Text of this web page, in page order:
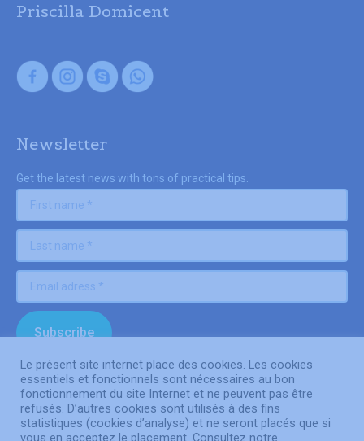
Priscilla Domicent
Newsletter
Get the latest news with tons of practical tips.
© By Poush
Le présent site internet place des cookies. Les cookies
essentiels et fonctionnels sont nécessaires au bon
fonctionnement du site Internet et ne peuvent pas être
refusés. D’autres cookies sont utilisés à des fins
statistiques (cookies d’analyse) et ne seront placés que si
vous en acceptez le placement. Consultez notre